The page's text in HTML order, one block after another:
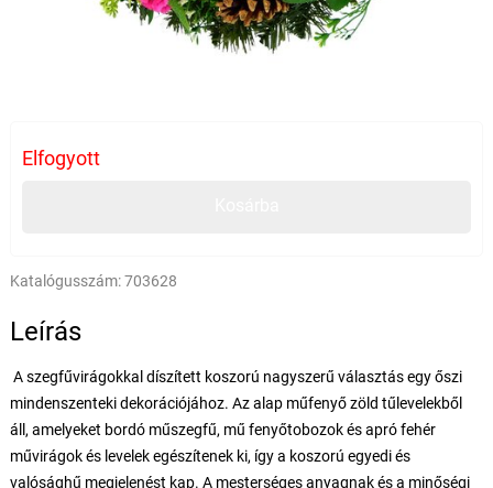
Elfogyott
Katalógusszám:703628
Leírás
A szegfűvirágokkal díszített koszorú nagyszerű választás egy őszi
mindenszenteki dekorációjához. Az alap műfenyő zöld tűlevelekből
áll, amelyeket bordó műszegfű, mű fenyőtobozok és apró fehér
művirágok és levelek egészítenek ki, így a koszorú egyedi és
valósághű megjelenést kap. A mesterséges anyagnak és a minőségi